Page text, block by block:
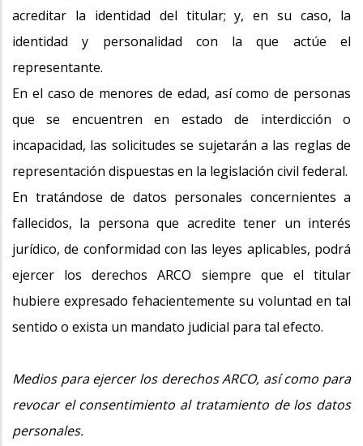
acreditar la identidad del titular; y, en su caso, la
identidad y personalidad con la que actúe el
representante.
En el caso de menores de edad, así como de personas
que se encuentren en estado de interdicción o
incapacidad, las solicitudes se sujetarán a las reglas de
representación dispuestas en la legislación civil federal.
En tratándose de datos personales concernientes a
fallecidos, la persona que acredite tener un interés
jurídico, de conformidad con las leyes aplicables, podrá
ejercer los derechos ARCO siempre que el titular
hubiere expresado fehacientemente su voluntad en tal
sentido o exista un mandato judicial para tal efecto.
Medios para ejercer los derechos ARCO, así como para
revocar el consentimiento al tratamiento de los datos
personales.